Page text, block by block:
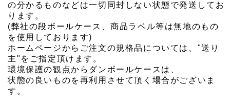
の分かるものなどは一切同封しない状態で発送してお
ります。
(弊社の段ボールケース、商品ラベル等は無地のもの
を使用しております)
ホームページからご注文の規格品については、"送り
主"をご指定頂けます。
環境保護の観点からダンボールケースは、
状態の良いものを再利用させて頂く場合がございま
す。